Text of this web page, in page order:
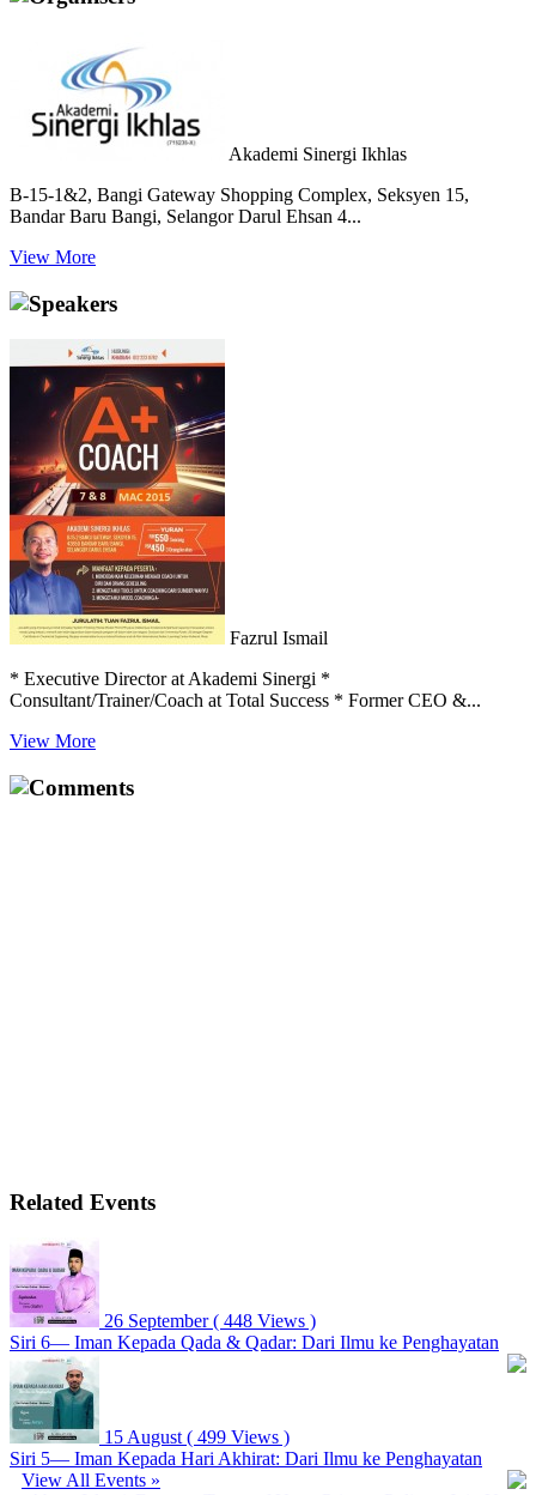
Akademi Sinergi Ikhlas
B-15-1&2, Bangi Gateway Shopping Complex, Seksyen 15,
Bandar Baru Bangi, Selangor Darul Ehsan 4...
View More
Speakers
Fazrul Ismail
* Executive Director at Akademi Sinergi *
Consultant/Trainer/Coach at Total Success * Former CEO &...
View More
Comments
Related Events
26 September ( 448 Views )
Siri 6— Iman Kepada Qada & Qadar: Dari Ilmu ke Penghayatan
15 August ( 499 Views )
Siri 5— Iman Kepada Hari Akhirat: Dari Ilmu ke Penghayatan
View All Events »